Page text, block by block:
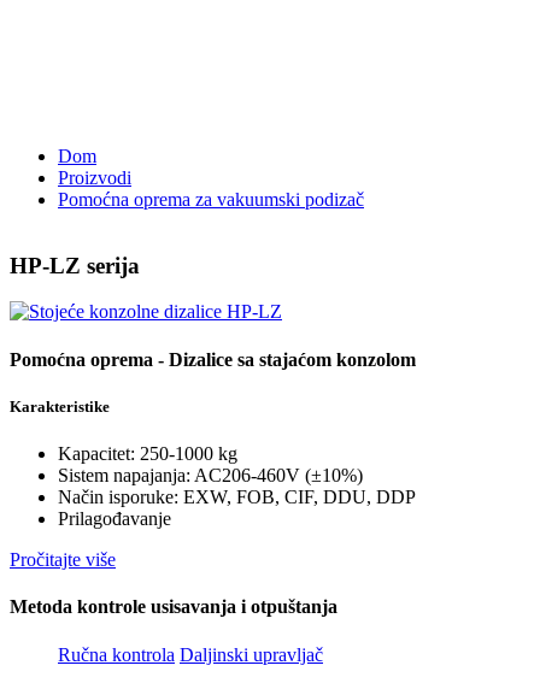
Dom
Proizvodi
Pomoćna oprema za vakuumski podizač
HP-LZ serija
Pomoćna oprema - Dizalice sa stajaćom konzolom
Karakteristike
Kapacitet: 250-1000 kg
Sistem napajanja: AC206-460V (±10%)
Način isporuke: EXW, FOB, CIF, DDU, DDP
Prilagođavanje
Pročitajte više
Metoda kontrole usisavanja i otpuštanja
Ručna kontrola Daljinski upravljač